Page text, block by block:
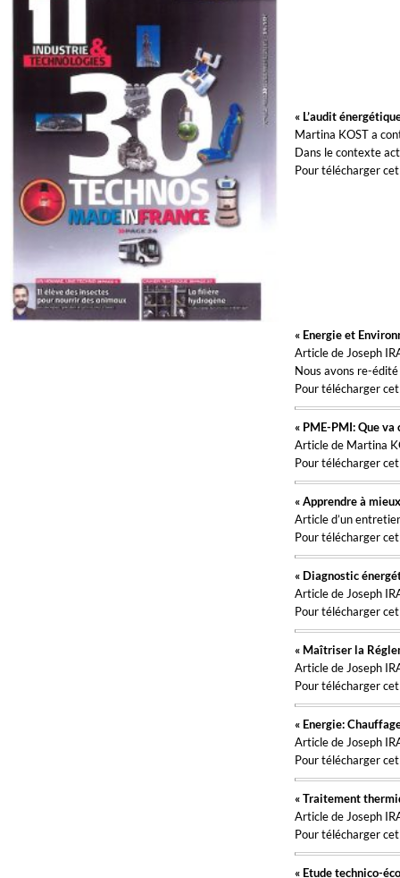
« L’audit
Martina KOST a
Dans le contexte
Pour télécharger
« Energie et
Article de Joseph
Nous avons re-
Pour télécharger
« PME-PMI: Que
Article de Martina
Pour télécharger
« Apprendre à
Article d’un
Pour télécharger
« Diagnostic
Article de Joseph
Pour télécharger
« Maîtriser la
Article de Joseph
Pour télécharger
« Energie:
Article de Joseph
Pour télécharger
« Traitement
Article de Joseph
Pour télécharger
« Etude technico-